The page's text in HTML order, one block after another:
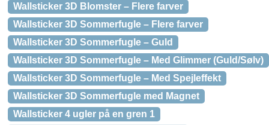
Wallsticker 3D Blomster – Flere farver
Wallsticker 3D Sommerfugle – Flere farver
Wallsticker 3D Sommerfugle – Guld
Wallsticker 3D Sommerfugle – Med Glimmer (Guld/Sølv)
Wallsticker 3D Sommerfugle – Med Spejleffekt
Wallsticker 3D Sommerfugle med Magnet
Wallsticker 4 ugler på en gren 1